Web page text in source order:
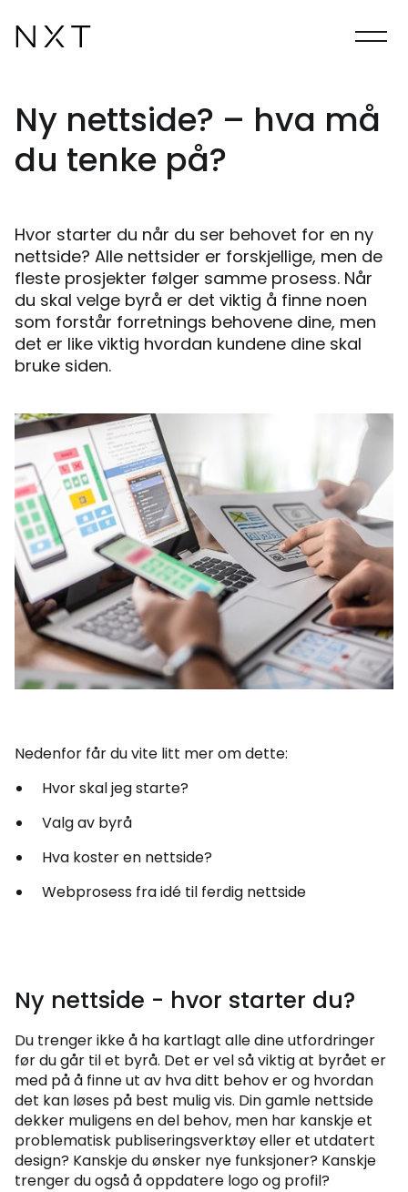
Ny nettside? – hva må
du tenke på?
Hvor starter du når du ser behovet for en ny
nettside? Alle nettsider er forskjellige, men de
fleste prosjekter følger samme prosess. Når
du skal velge byrå er det viktig å finne noen
som forstår forretnings behovene dine, men
det er like viktig hvordan kundene dine skal
bruke siden.
Nedenfor får du vite litt mer om dette:
Hvor skal jeg starte?
Valg av byrå
Hva koster en nettside?
Webprosess fra idé til ferdig nettside
Ny nettside - hvor starter du?
Du trenger ikke å ha kartlagt alle dine utfordringer
før du går til et byrå. Det er vel så viktig at byrået er
med på å finne ut av hva ditt behov er og hvordan
det kan løses på best mulig vis. Din gamle nettside
dekker muligens en del behov, men har kanskje et
problematisk publiseringsverktøy eller et utdatert
design? Kanskje du ønsker nye funksjoner? Kanskje
trenger du også å oppdatere logo og profil?